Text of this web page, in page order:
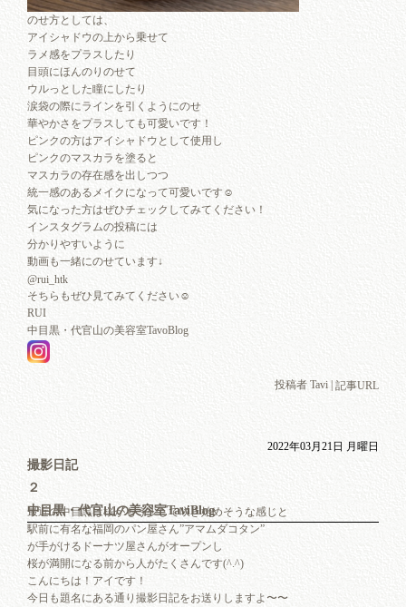
のせ方としては、
アイシャドウの上から乗せて
ラメ感をプラスしたり
目頭にほんのりのせて
ウルっとした瞳にしたり
涙袋の際にラインを引くようにのせ
華やかさをプラスしても可愛いです！
ピンクの方はアイシャドウとして使用し
ピンクのマスカラを塗ると
マスカラの存在感を出しつつ
統一感のあるメイクになって可愛いです☺︎
気になった方はぜひチェックしてみてください！
インスタグラムの投稿には
分かりやすいように
動画も一緒にのせています↓
@rui_htk
そちらもぜひ見てみてください☺︎
RUI
中目黒・代官山の美容室TavoBlog
投稿者 Tavi | 記事URL
2022年03月21日 月曜日
撮影日記
２
中目黒・代官山の美容室TaviBlog
最近の中目黒は桜がもう少しで咲き始めそうな感じと
駅前に有名な福岡のパン屋さん”アマムダコタン”
が手がけるドーナツ屋さんがオープンし
桜が満開になる前から人がたくさんです(^.^)
こんにちは！アイです！
今日も題名にある通り撮影日記をお送りしますよ〜〜